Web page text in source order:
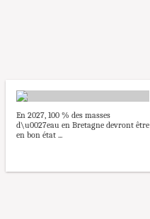
En 2027, 100 % des masses
d\u0027eau en Bretagne devront être
en bon état ...